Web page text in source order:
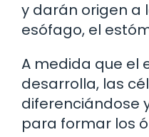
y darán origen a
esófago, el
A medida que el
desarrolla, las
diferenciándose
para formar los